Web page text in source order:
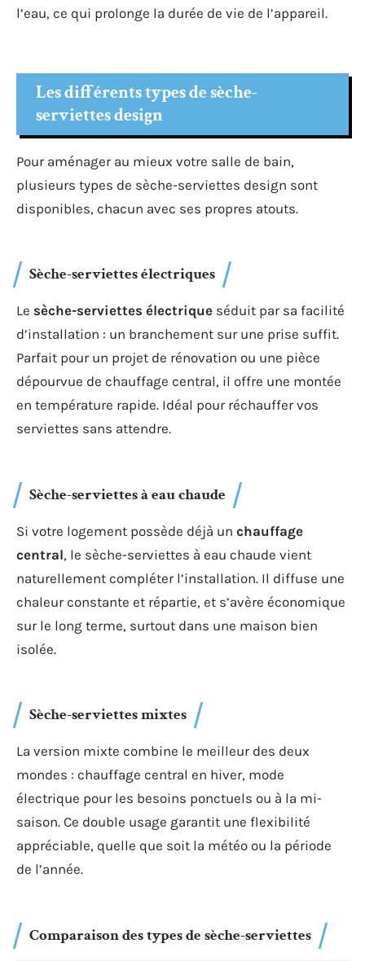
l’eau, ce qui prolonge la durée de vie de l’appareil.
Les différents types de sèche-
serviettes design
Pour aménager au mieux votre salle de bain,
plusieurs types de sèche-serviettes design sont
disponibles, chacun avec ses propres atouts.
Sèche-serviettes électriques
Le sèche-serviettes électrique séduit par sa facilité
d’installation : un branchement sur une prise suffit.
Parfait pour un projet de rénovation ou une pièce
dépourvue de chauffage central, il offre une montée
en température rapide. Idéal pour réchauffer vos
serviettes sans attendre.
Sèche-serviettes à eau chaude
Si votre logement possède déjà un chauffage
central, le sèche-serviettes à eau chaude vient
naturellement compléter l’installation. Il diffuse une
chaleur constante et répartie, et s’avère économique
sur le long terme, surtout dans une maison bien
isolée.
Sèche-serviettes mixtes
La version mixte combine le meilleur des deux
mondes : chauffage central en hiver, mode
électrique pour les besoins ponctuels ou à la mi-
saison. Ce double usage garantit une flexibilité
appréciable, quelle que soit la météo ou la période
de l’année.
Comparaison des types de sèche-serviettes